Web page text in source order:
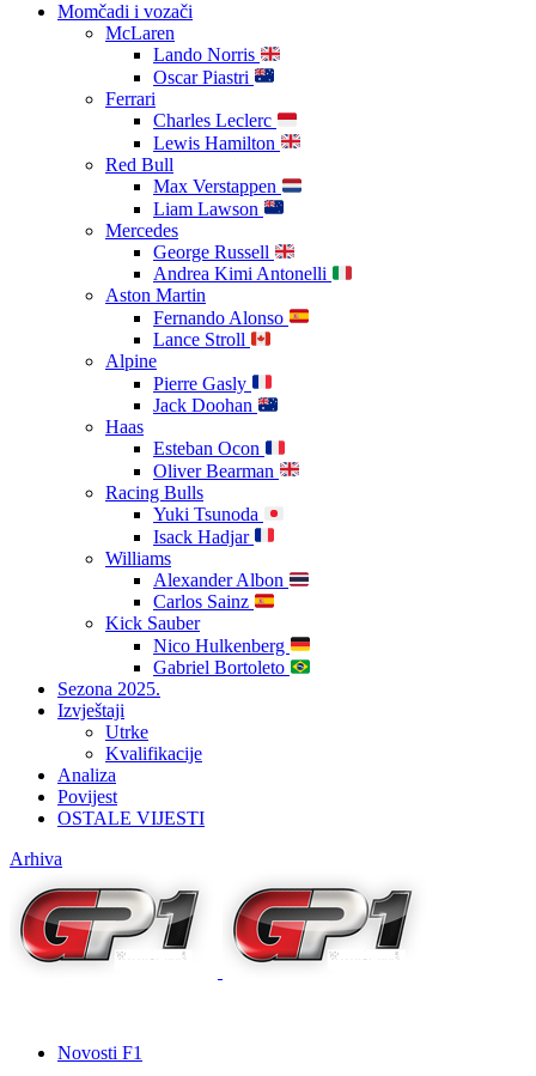
Momčadi i vozači
McLaren
Lando Norris
Oscar Piastri
Ferrari
Charles Leclerc
Lewis Hamilton
Red Bull
Max Verstappen
Liam Lawson
Mercedes
George Russell
Andrea Kimi Antonelli
Aston Martin
Fernando Alonso
Lance Stroll
Alpine
Pierre Gasly
Jack Doohan
Haas
Esteban Ocon
Oliver Bearman
Racing Bulls
Yuki Tsunoda
Isack Hadjar
Williams
Alexander Albon
Carlos Sainz
Kick Sauber
Nico Hulkenberg
Gabriel Bortoleto
Sezona 2025.
Izvještaji
Utrke
Kvalifikacije
Analiza
Povijest
OSTALE VIJESTI
Arhiva
Novosti F1